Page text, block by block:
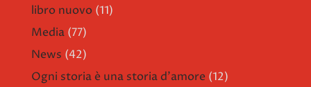
libro nuovo (11)
Media (77)
News (42)
Ogni storia è una storia d'amore (12)